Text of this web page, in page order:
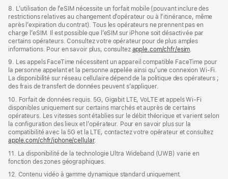
8. L’utilisation de l’eSIM nécessite un forfait mobile (pouvant inclure des
restrictions relatives au changement d’opérateur ou à l’itinérance, même
après l’expiration du contrat). Tous les opérateurs ne prennent pas en
charge l’eSIM. Il est possible que l’eSIM sur iPhone soit désactivée par
certains opérateurs. Consultez votre opérateur pour de plus amples
informations. Pour en savoir plus, consultez apple.com/chfr/esim
9. Les appels FaceTime nécessitent un appareil compatible FaceTime pour
la personne appelant et la personne appelée ainsi qu’une connexion Wi‑Fi.
La disponibilité sur réseau cellulaire dépend de la politique des opérateurs ;
des frais de transfert de données peuvent s’appliquer.
10. Forfait de données requis. 5G, Gigabit LTE, VoLTE et appels Wi‑Fi
disponibles uniquement sur certains marchés et auprès de certains
opérateurs. Les vitesses sont établies sur le débit théorique et varient selon
la configuration des lieux et l’opérateur. Pour en savoir plus sur la
compatibilité avec la 5G et la LTE, contactez votre opérateur et consultez
apple.com/chfr/iphone/cellular.
11. La disponibilité de la technologie Ultra Wideband (UWB) varie en
fonction des zones géographiques.
12. Contenu vidéo à gamme dynamique standard uniquement.